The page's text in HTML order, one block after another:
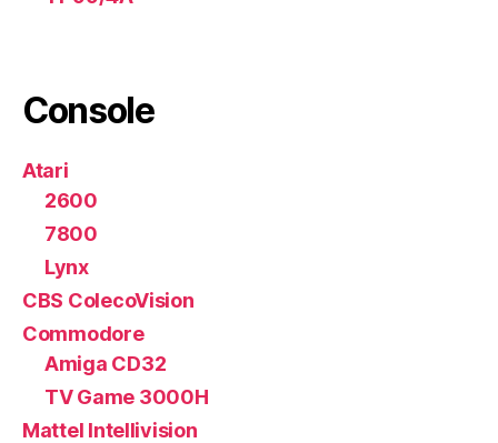
Console
Atari
2600
7800
Lynx
CBS ColecoVision
Commodore
Amiga CD32
TV Game 3000H
Mattel Intellivision